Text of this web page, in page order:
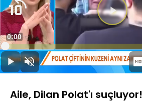
DuraklatSesi
Aç
Süre
0:00
Yüklendi:
1.68%
Aile, Dilan Polat'ı suçluyor!